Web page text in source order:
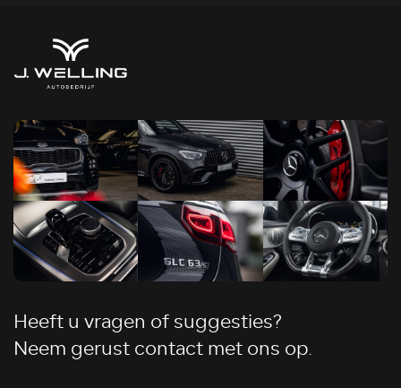
Heeft u vragen of suggesties?
Neem gerust contact met ons op.